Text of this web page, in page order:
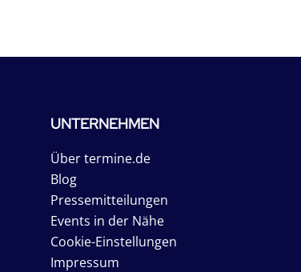
UNTERNEHMEN
Über termine.de
Blog
Pressemitteilungen
Events in der Nähe
Cookie-Einstellungen
Impressum